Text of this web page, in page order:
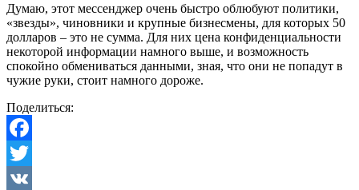
Думаю, этот мессенджер очень быстро облюбуют политики,
«звезды», чиновники и крупные бизнесмены, для которых 50
долларов – это не сумма. Для них цена конфиденциальности
некоторой информации намного выше, и возможность
спокойно обмениваться данными, зная, что они не попадут в
чужие руки, стоит намного дороже.
Поделиться:
Facebook
Twitter